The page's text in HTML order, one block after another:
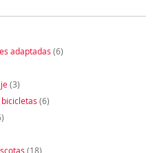
adaptadas (6)
(3)
(6)
(18)